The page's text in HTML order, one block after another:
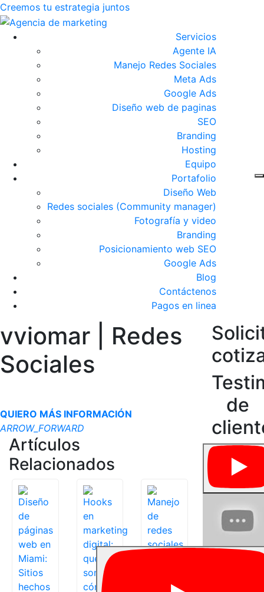
Creemos tu estrategia juntos
Servicios
Agente IA
Manejo Redes Sociales
Meta Ads
Google Ads
Diseño web de paginas
SEO
Branding
Hosting
Equipo
Portafolio
Diseño Web
Redes sociales (Community manager)
Fotografía y video
Branding
Posicionamiento web SEO
Google Ads
Blog
Contáctenos
Pagos en linea
vviomar | Redes
Sociales
QUIERO MÁS INFORMACIÓN
ARROW_FORWARD
Artículos
Relacionados
de